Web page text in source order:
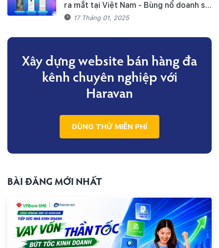
ra mắt tại Việt Nam - Bùng nổ doanh số
mùa Tết cùng TikTok và Haravan
17 Tháng 01, 2025
Xây dựng website bán hàng đa
kênh chuyên nghiệp với
Haravan
DÙNG THỬ MIỄN PHÍ
BÀI ĐĂNG MỚI NHẤT